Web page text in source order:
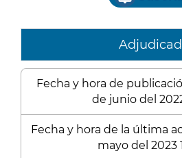
Fecha y hora de
de junio del
Fecha y hora de la última
mayo del 2023